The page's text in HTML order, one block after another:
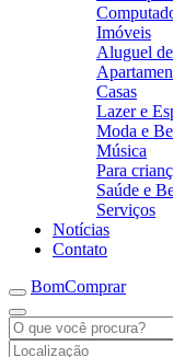
Imóveis
Aluguel
Casas
Lazer e
Moda e
Música
Para
Saúde e
Serviços
Notícias
Contato
BomComprar